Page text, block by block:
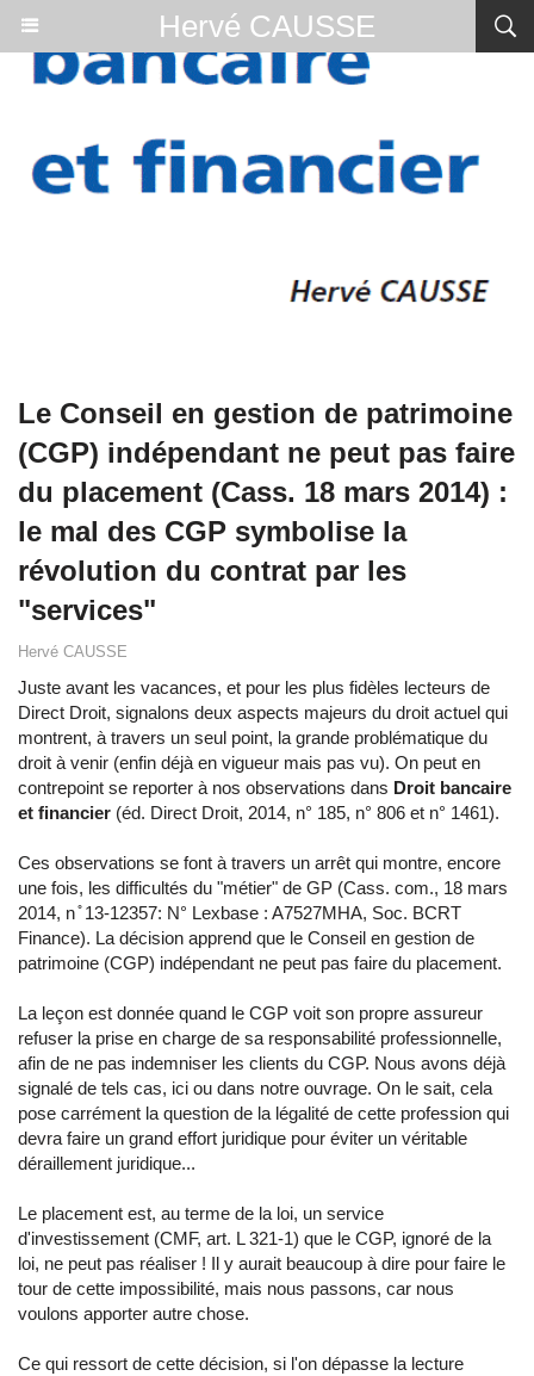
Hervé CAUSSE
Le Conseil en gestion de patrimoine
(CGP) indépendant ne peut pas faire
du placement (Cass. 18 mars 2014) :
le mal des CGP symbolise la
révolution du contrat par les
"services"
Hervé CAUSSE
Juste avant les vacances, et pour les plus fidèles lecteurs de
Direct Droit, signalons deux aspects majeurs du droit actuel qui
montrent, à travers un seul point, la grande problématique du
droit à venir (enfin déjà en vigueur mais pas vu). On peut en
contrepoint se reporter à nos observations dans Droit bancaire
et financier (éd. Direct Droit, 2014, n° 185, n° 806 et n° 1461).
Ces observations se font à travers un arrêt qui montre, encore
une fois, les difficultés du "métier" de GP (Cass. com., 18 mars
2014, n ̊ 13-12357: N° Lexbase : A7527MHA, Soc. BCRT
Finance). La décision apprend que le Conseil en gestion de
patrimoine (CGP) indépendant ne peut pas faire du placement.
La leçon est donnée quand le CGP voit son propre assureur
refuser la prise en charge de sa responsabilité professionnelle,
afin de ne pas indemniser les clients du CGP. Nous avons déjà
signalé de tels cas, ici ou dans notre ouvrage. On le sait, cela
pose carrément la question de la légalité de cette profession qui
devra faire un grand effort juridique pour éviter un véritable
déraillement juridique...
Le placement est, au terme de la loi, un service
d'investissement (CMF, art. L 321-1) que le CGP, ignoré de la
loi, ne peut pas réaliser ! Il y aurait beaucoup à dire pour faire le
tour de cette impossibilité, mais nous passons, car nous
voulons apporter autre chose.
Ce qui ressort de cette décision, si l'on dépasse la lecture